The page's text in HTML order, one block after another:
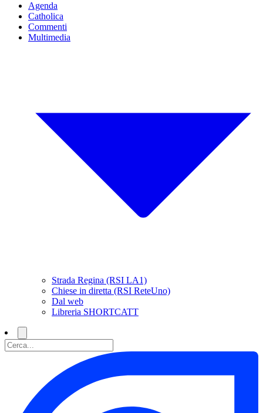
Agenda
Catholica
Commenti
Multimedia
Strada Regina (RSI LA1)
Chiese in diretta (RSI ReteUno)
Dal web
Libreria SHORTCATT